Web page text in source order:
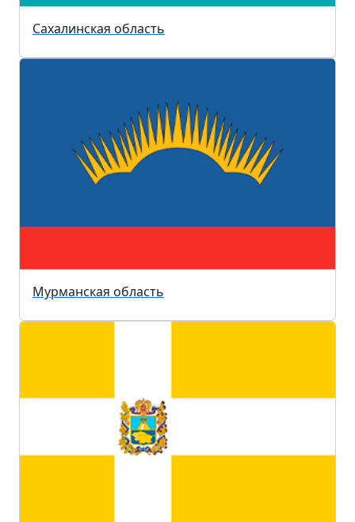
Сахалинская область
Мурманская область